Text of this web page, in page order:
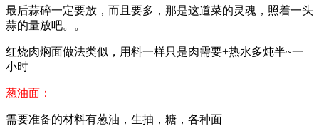
最后蒜碎一定要放，而且要多，那是这道菜的灵魂，照着一头
蒜的量放吧。。
红烧肉焖面做法类似，用料一样只是肉需要+热水多炖半~一
小时
葱油面：
需要准备的材料有葱油，生抽，糖，各种面